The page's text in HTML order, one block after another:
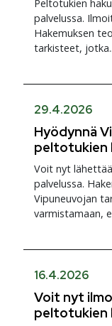
Peltotukien
palvelussa.
Hakemuksen
tarkisteet,
29.4.2026
Hyödynnä
peltotukien
Voit nyt
palvelussa.
Vipuneuvojan
varmistamaan,
16.4.2026
Voit nyt
peltotukien